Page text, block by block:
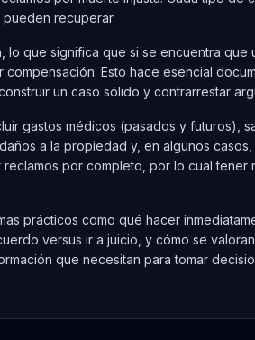
recuperar.
que significa que si se encuentra que
Esto hace esencial
un caso sólido y contrarrestar
gastos médicos (pasados y futuros),
a la propiedad y, en algunos
por completo, por lo cual
prácticos como qué hacer
versus ir a juicio, y cómo se
que necesitan para tomar